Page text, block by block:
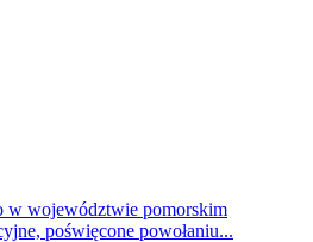
w województwie pomorskim
poświęcone powołaniu...